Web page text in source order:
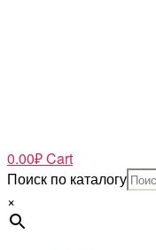
0.00₽Cart
Поиск по каталогу
×